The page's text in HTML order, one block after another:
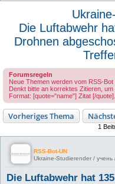
Die Luftabwehr
Drohnen
Forumsregeln
Neue Themen werden vom RSS-
Denkt bitte an korrektes Zitieren,
Format: [quote="name"] Zitat [/
Vorheriges Thema
1
RSS-Bot-UN
Ukraine-Studierender / учень
Die Luftabwehr hat